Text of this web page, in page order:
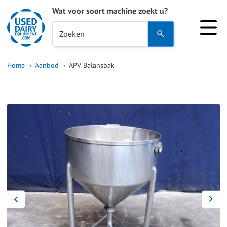
Wat voor soort machine zoekt u?
Zoeken
and
select
a
enter
to
go
Home Aanbod APV Balansbak